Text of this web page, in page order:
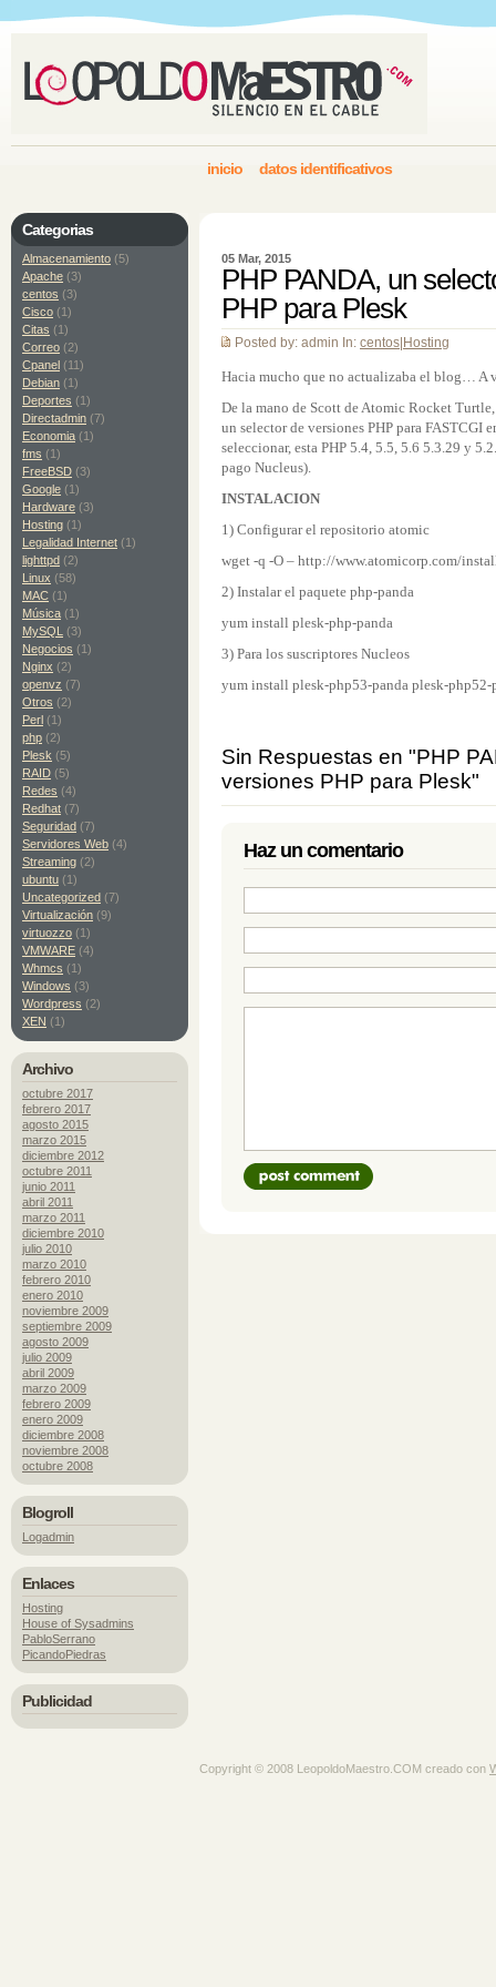
inicio datos identificativos
05 Mar, 2015
PHP PANDA, un
PHP para Plesk
Posted by: admin In: centos Hosting
Hacia mucho que no actualizaba el blog… A
De la mano de Scott de Atomic Rocket
un selector de versiones PHP para FASTCGI
seleccionar, esta PHP 5.4, 5.5, 5.6 5.3.29 y
pago Nucleus).
INSTALACION
1) Configurar el repositorio atomic
wget -q -O – http://www.atomicorp.com/
2) Instalar el paquete php-panda
yum install plesk-php-panda
3) Para los suscriptores Nucleos
yum install plesk-php53-panda plesk-php52-
Sin Respuestas en "PHP
versiones PHP para Plesk"
Haz un comentario
Categorias
Almacenamiento (5)
Apache (3)
centos (3)
Cisco (1)
Citas (1)
Correo (2)
Cpanel (11)
Debian (1)
Deportes (1)
Directadmin (7)
Economia (1)
fms (1)
FreeBSD (3)
Google (1)
Hardware (3)
Hosting (1)
Legalidad Internet (1)
lighttpd (2)
Linux (58)
MAC (1)
Música (1)
MySQL
(3)
Negocios (1)
Nginx (2)
openvz (7)
Otros (2)
Perl (1)
php (2)
Plesk (5)
RAID (5)
Redes (4)
Redhat (7)
Seguridad (7)
Servidores Web (4)
Streaming (2)
ubuntu (1)
Uncategorized (7)
Virtualización (9)
virtuozzo (1)
VMWARE (4)
Whmcs (1)
Windows (3)
Wordpress (2)
XEN (1)
Archivo
octubre 2017
febrero 2017
agosto 2015
marzo 2015
diciembre 2012
octubre 2011
junio 2011
abril 2011
marzo 2011
diciembre 2010
julio 2010
marzo 2010
febrero 2010
enero 2010
noviembre 2009
septiembre 2009
agosto 2009
julio 2009
abril 2009
marzo 2009
febrero 2009
enero 2009
diciembre 2008
noviembre 2008
octubre 2008
Blogroll
Logadmin
Enlaces
Hosting
House of Sysadmins
PabloSerrano
PicandoPiedras
Publicidad
Copyright © 2008 LeopoldoMaestro.COM creado con